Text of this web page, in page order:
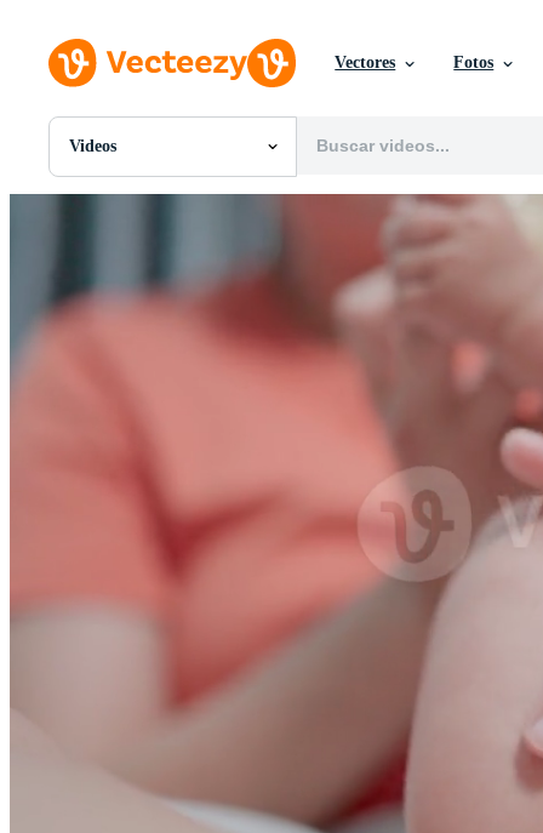
Vectores Fotos
Videos
Todas Imágenes
Plantillas